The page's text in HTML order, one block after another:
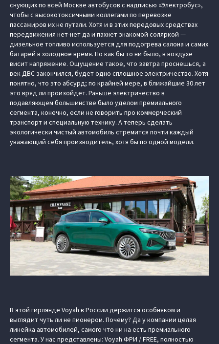
снующих по всей Москве автобусов с надписью «Электробус»,
чтобы с высокотоксичными коллегами по перевозке
пассажиров их не путали. Хотя и в этих передовых средствах
передвижения нет-нет да и пахнет знакомой соляркой —
дизельное топливо используется для подогрева салона и самих
батарей в холодное время. Но как бы то ни было, в воздухе
висит напряжение. Ощущение такое, что завтра проснешься, а
век ДВС закончился, будет одно сплошное электричество. Хотя
понятно, что это абсурд; по крайней мере, в ближайшие 30 лет
это вряд ли произойдет. Раньше электричество в
подавляющем большинстве было уделом премиального
сегмента, конечно, если не говорить про коммерческий
транспорт и специальную технику. А теперь сделать
экологически чистый автомобиль стремится почти каждый
уважающий себя производитель, хотя бы по одной модели.
В этой гирлянде Voyah в России держится особняком и
выглядит чуть ли не пионером. Почему? Да у компании целая
линейка автомобилей, самого что ни на есть премиального
сегмента. У нас представлены: Voyah ФРИ / FREE, полностью